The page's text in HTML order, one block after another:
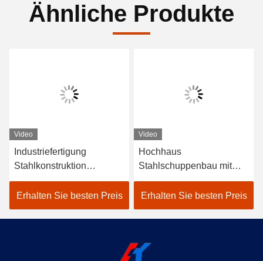
Ähnliche Produkte
Video
Industriefertigung
Stahlkonstruktion
Lagerhaus Bau
Bauwirtschaft
Schuppenhaus
Erhalten Sie besten Preis
Video
Hochhaus
Stahlschuppenbau mit
Sandwichwand
Erhalten Sie besten Preis